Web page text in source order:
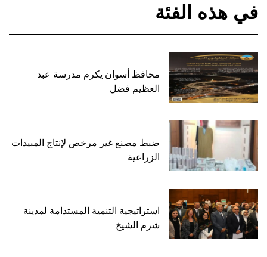
في هذه الفئة
محافظ أسوان يكرم مدرسة عبد
العظيم فضل
ضبط مصنع غير مرخص لإنتاج المبيدات
الزراعية
استراتيجية التنمية المستدامة لمدينة
شرم الشيخ